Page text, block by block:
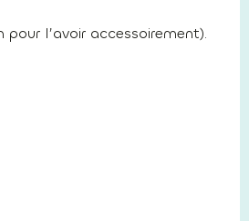
l’avoir accessoirement).